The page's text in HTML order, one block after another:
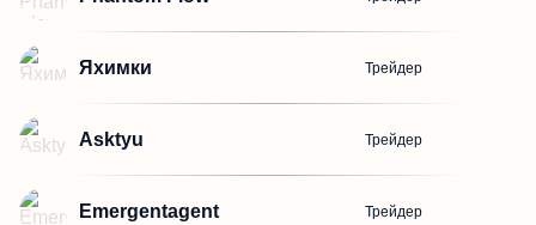
Яхимки Трейдер
Asktyu Трейдер
Emergentagent Трейдер